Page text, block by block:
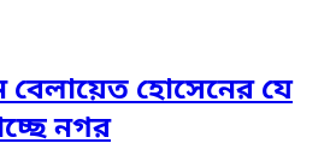
বেলায়েত হোসেনের যে
নগর